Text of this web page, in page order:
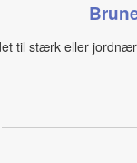
til stærk eller